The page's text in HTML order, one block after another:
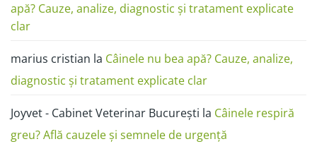
apă? Cauze, analize, diagnostic și tratament explicate
clar
marius cristian la Câinele nu bea apă? Cauze, analize,
diagnostic și tratament explicate clar
Joyvet - Cabinet Veterinar București la Câinele respiră
greu? Află cauzele și semnele de urgență